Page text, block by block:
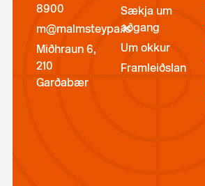
8900
m@malmsteypa.is
Miðhraun 6,
210
Garðabær
Sækja um
aðgang
Um okkur
Framleiðslan